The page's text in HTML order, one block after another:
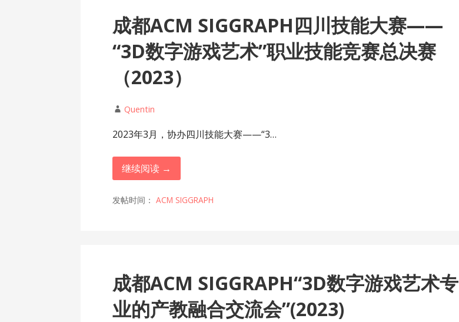
成都ACM SIGGRAPH四川技能大赛——
“3D数字游戏艺术”职业技能竞赛总决赛
（2023）
Quentin
2023年3月，协办四川技能大赛——“3…
继续阅读 →
发帖时间：ACM SIGGRAPH
成都ACM SIGGRAPH“3D数字游戏艺术专
业的产教融合交流会”(2023)